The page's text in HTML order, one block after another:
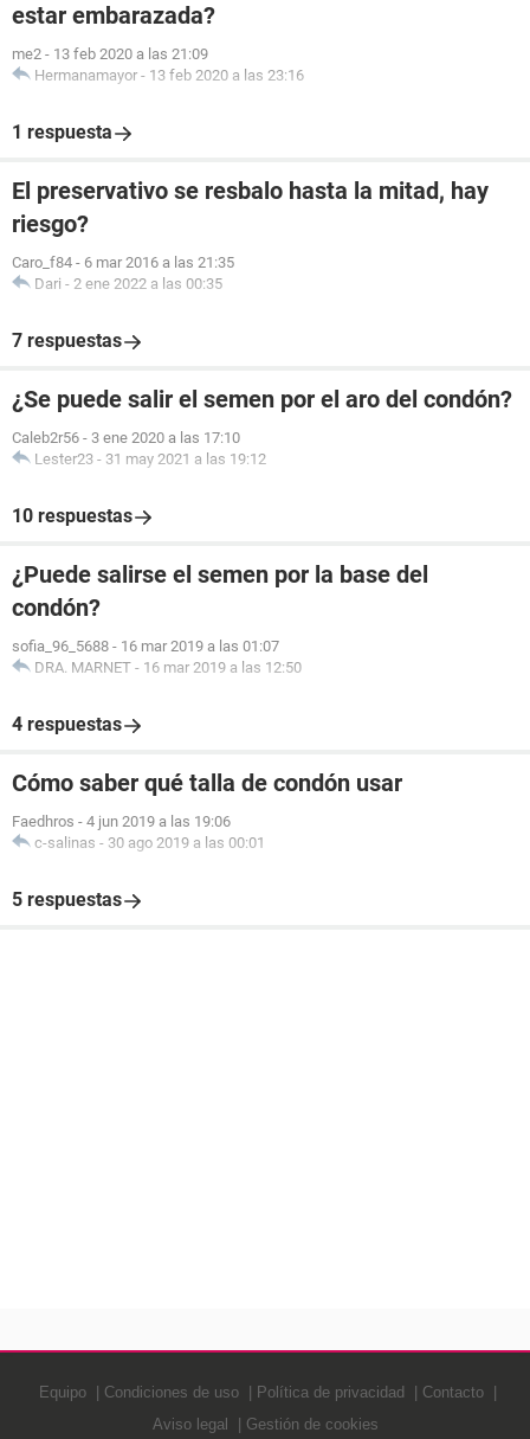
estar embarazada?
me2 - 13 feb 2020 a las 21:09
Hermanamayor - 13 feb 2020 a las 23:16
1 respuesta
El preservativo se resbalo hasta la mitad, hay
riesgo?
Caro_f84 - 6 mar 2016 a las 21:35
Dari - 2 ene 2022 a las 00:35
7 respuestas
¿Se puede salir el semen por el aro del condón?
Caleb2r56 - 3 ene 2020 a las 17:10
Lester23 - 31 may 2021 a las 19:12
10 respuestas
¿Puede salirse el semen por la base del
condón?
sofia_96_5688 - 16 mar 2019 a las 01:07
DRA. MARNET - 16 mar 2019 a las 12:50
4 respuestas
Cómo saber qué talla de condón usar
Faedhros - 4 jun 2019 a las 19:06
c-salinas - 30 ago 2019 a las 00:01
5 respuestas
Equipo Condiciones de uso Política de privacidad
Contacto
Aviso legal
Gestión de cookies